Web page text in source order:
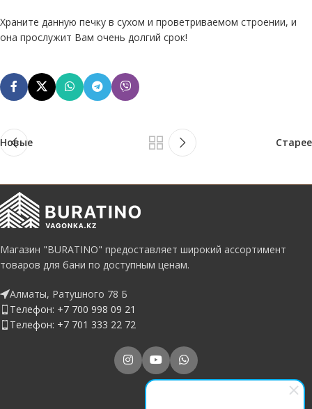
Храните данную печку в сухом и проветриваемом строении, и
она прослужит Вам очень долгий срок!
Новые Старее
Магазин "BURATINO" предоставляет широкий ассортимент
товаров для бани по доступным ценам.
Алматы, Ратушного 78 Б
Телефон: +7 700 998 09 21
Телефон: +7 701 333 22 72